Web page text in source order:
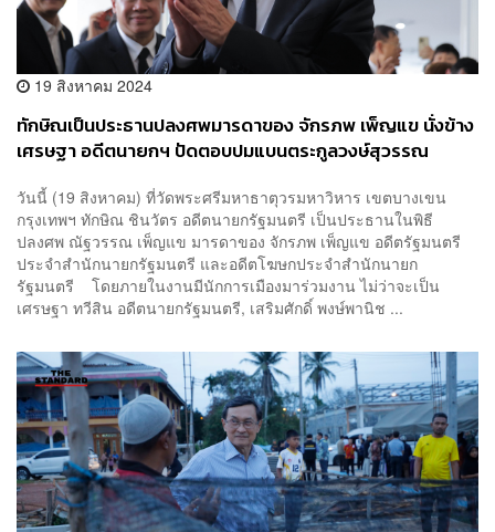
19 สิงหาคม 2024
ทักษิณเป็นประธานปลงศพมารดาของ จักรภพ เพ็ญแข นั่งข้าง
เศรษฐา อดีตนายกฯ ปัดตอบปมแบนตระกูลวงษ์สุวรรณ
วันนี้ (19 สิงหาคม) ที่วัดพระศรีมหาธาตุวรมหาวิหาร เขตบางเขน
กรุงเทพฯ ทักษิณ ชินวัตร อดีตนายกรัฐมนตรี เป็นประธานในพิธี
ปลงศพ ณัฐวรรณ เพ็ญแข มารดาของ จักรภพ เพ็ญแข อดีตรัฐมนตรี
ประจำสำนักนายกรัฐมนตรี และอดีตโฆษกประจำสำนักนายก
รัฐมนตรี โดยภายในงานมีนักการเมืองมาร่วมงาน ไม่ว่าจะเป็น
เศรษฐา ทวีสิน อดีตนายกรัฐมนตรี, เสริมศักดิ์ พงษ์พานิช ...